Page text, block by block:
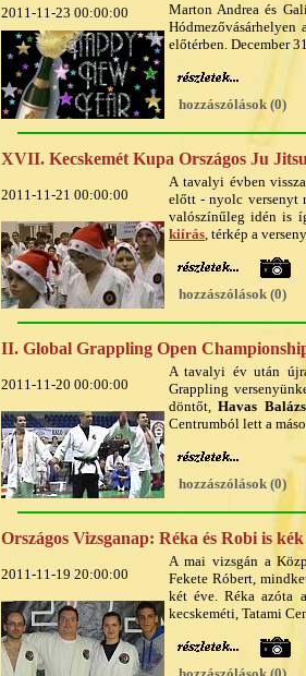
2011-11-23 00:00:00
Marton Andrea és
Hódmezővásárhelyen
előtérben. December
hozzászólások (0)
XVII. Kecskemét Kupa Országos Ju
2011-11-21 00:00:00
A tavalyi évben
előtt - nyolc versenyt
valószínűleg idén is
kiírás, térkép a
hozzászólások (0)
II. Global Grappling Open
2011-11-20 00:00:00
A tavalyi év után
Grappling
döntőt,Havas Balázs
Centrumból lett a
hozzászólások (0)
Országos Vizsganap: Réka és Robi is
2011-11-19 20:00:00
A mai vizsgán a
Fekete Róbert,
két éve. Réka azóta
kecskeméti, Tatami